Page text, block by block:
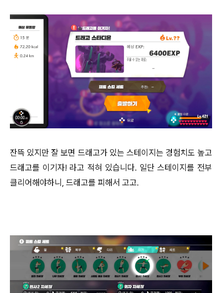
잔뜩 있지만 잘 보면 드래고가 있는 스테이지는 경험치도 높고
드래고를 이기자! 라고 적혀 있습니다. 일단 스테이지를 전부
클리어해야하니, 드래고를 피해서 고고.